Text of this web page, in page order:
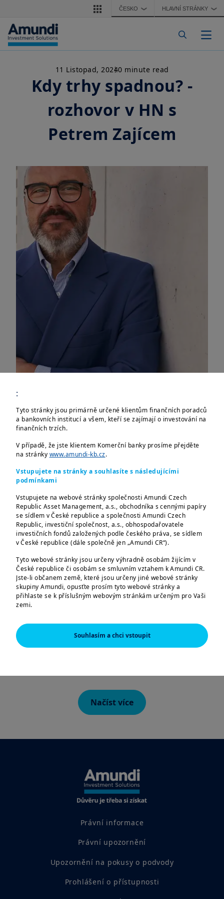
Přejít k hlavnímu obsahu ČESKO ❯ HLAVNÍ STRÁNKY ❯
:
Tyto stránky jsou primárně určené klientům finančních poradců
a bankovních institucí a všem, kteří se zajímají o investování na
finančních trzích.
V případě, že jste klientem Komerční banky prosíme přejděte
na stránky www.amundi-kb.cz.
Vstupujete na stránky a souhlasíte s následujícími
podmínkami
Vstupujete na webové stránky společnosti Amundi Czech
Republic Asset Management, a.s., obchodníka s cennými papíry
se sídlem v České republice a společnosti Amundi Czech
Republic, investiční společnost, a.s., obhospodařovatele
investičních fondů založených podle českého práva, se sídlem
v České republice (dále společně jen „Amundi CR“).
Tyto webové stránky jsou určeny výhradně osobám žijícím v
České republice či osobám se smluvním vztahem k Amundi CR.
Jste-li občanem země, které jsou určeny jiné webové stránky
skupiny Amundi, opusťte prosím tyto webové stránky a
přihlaste se k příslušným webovým stránkám určeným pro Vaši
zemi.
Tyto webové stránky jsou určeny výhradně k poskytování
informací o společnostech Amundi CR a skupině Amundi a o
produktech schválených pro trh v České republice. Informace o
produktech jsou poskytovány pouze v obecné rovině, nebyl
může být vyhodnocen až na základě informací, které o sobě
Informace zde uvedené nemusí být úplné, mohou se postupem
času měnit a Amundi CR je může bez upozornění kdykoliv
AMERICKÉ OSOBY
resp. „americkým osobám“ tak, jak jsou definovány v „nařízení
S“ (Regulation S) Komise pro cenné papíry a burzy podle
amerického zákona o cenných papírech (Securities Act) z roku
1933, což se vztahuje zejména na všechny fyzické osoby žijící
obchodní společnost založenou nebo zapsanou podle
amerických právních předpisů. Jste-li „americkou osobou“,
českými právními předpisy a podmínkami přístupu k těmto
Vstupem na naše webové stránky potvrzujete, že jste se s
těmito podmínkami přístupu seznámili a že s nimi souhlasíte.
Souhlasím a chci vstoupit
11 Listopad, 20240 minute read
Kdy trhy spadnou? -
rozhovor v HN s
Petrem Zajícem
"Je to možná zvláštní, ale aktuálně je
nejčastější dotaz "Kdy to spadne?""
Přečtěte si rozvor v Hospodářských
novinách s investičním ředitelem
společnosti Amundi Czech Republic
Petrem Zajícem, ve kterém se věnuje
aktuálním tématům ze světa investic či
obavám investorů. Také zmiňuje svůj
osobní názor na současnou situaci a jeho
investiční výhled do dalších let.
Načíst více
Právní informace
Právní upozornění
Upozornění na pokusy o podvody
Prohlášení o přístupnosti